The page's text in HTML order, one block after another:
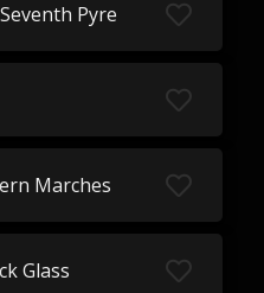
Pyre
Marches
Glass